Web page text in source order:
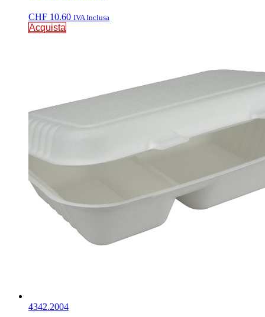
CHF 10.60 IVA Inclusa
Acquista
4342.2004